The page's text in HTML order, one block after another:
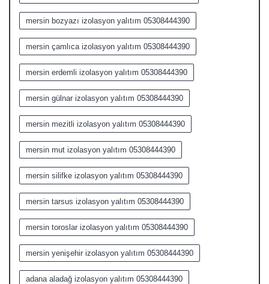
mersin bozyazı izolasyon yalıtım 05308444390
mersin çamlıca izolasyon yalıtım 05308444390
mersin erdemli izolasyon yalıtım 05308444390
mersin gülnar izolasyon yalıtım 05308444390
mersin mezitli izolasyon yalıtım 05308444390
mersin mut izolasyon yalıtım 05308444390
mersin silifke izolasyon yalıtım 05308444390
mersin tarsus izolasyon yalıtım 05308444390
mersin toroslar izolasyon yalıtım 05308444390
mersin yenişehir izolasyon yalıtım 05308444390
adana aladağ izolasyon yalıtım 05308444390